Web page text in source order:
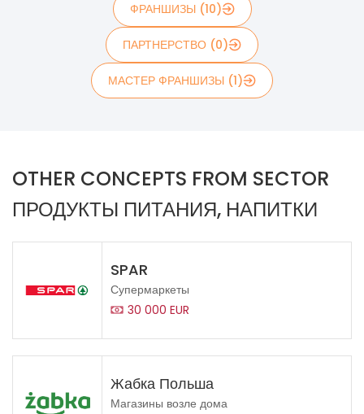
ФРАНШИЗЫ (10)
ПАРТНЕРСТВО (0)
МАСТЕР ФРАНШИЗЫ (1)
OTHER CONCEPTS FROM SECTOR
ПРОДУКТЫ ПИТАНИЯ, НАПИТКИ
SPAR
Супермаркеты
30 000 EUR
Жабка Польша
Магазины возле дома